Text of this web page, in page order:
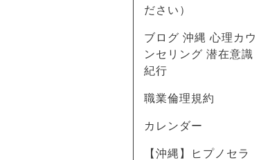
ださい）
ブログ 沖縄 心理カウ
ンセリング 潜在意識
紀行
職業倫理規約
カレンダー
【沖縄】ヒプノセラ